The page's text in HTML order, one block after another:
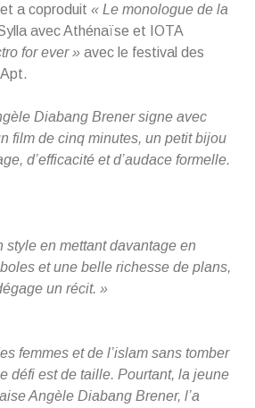
a coproduit« Le monologue de la
avec Athénaïse et IOTA
for ever » avec le festival des
Diabang Brener signe avec
film de cinq minutes, un petit bijou
d’efficacité et d’audace formelle.
style en mettant davantage en
et une belle richesse de plans,
un récit. »
femmes et de l’islam sans tomber
défi est de taille. Pourtant, la jeune
Angèle Diabang Brener, l’a